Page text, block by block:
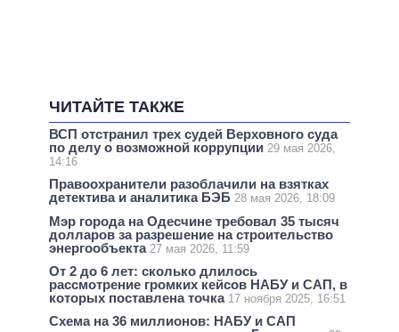
ЧИТАЙТЕ ТАКЖЕ
ВСП отстранил трех судей Верховного суда
по делу о возможной коррупции 29 мая 2026,
14:16
Правоохранители разоблачили на взятках
детектива и аналитика БЭБ 28 мая 2026, 18:09
Мэр города на Одесчине требовал 35 тысяч
долларов за разрешение на строительство
энергообъекта 27 мая 2026, 11:59
От 2 до 6 лет: сколько длилось
рассмотрение громких кейсов НАБУ и САП, в
которых поставлена ​​точка 17 ноября 2025, 16:51
Схема на 36 миллионов: НАБУ и САП